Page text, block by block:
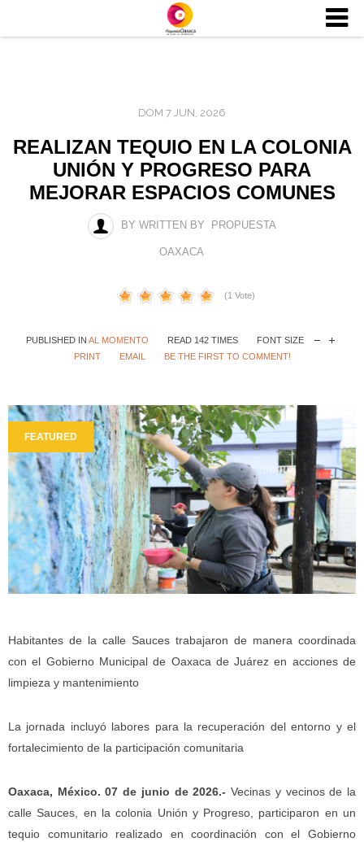
DOM 7 JUN, 2026
REALIZAN TEQUIO EN LA COLONIA
UNIÓN Y PROGRESO PARA
MEJORAR ESPACIOS COMUNES
BY WRITTEN BY PROPUESTA
OAXACA
(1 Vote)
PUBLISHED IN AL MOMENTO READ 142 TIMES
FONT SIZE
PRINT
EMAIL BE THE FIRST TO COMMENT!
FEATURED
Habitantes de la calle Sauces trabajaron de manera coordinada
con el Gobierno Municipal de Oaxaca de Juárez en acciones de
limpieza y mantenimiento
La jornada incluyó labores para la recuperación del entorno y el
fortalecimiento de la participación comunitaria
Oaxaca, México. 07 de junio de 2026.- Vecinas y vecinos de la
calle Sauces, en la colonia Unión y Progreso, participaron en un
tequio comunitario realizado en coordinación con el Gobierno